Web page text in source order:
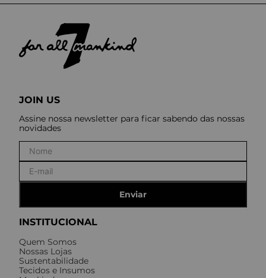
INSTITUCIONAL
Quem Somos
Nossas Lojas
Sustentabilidade
Tecidos e Insumos
JOIN US
Assine nossa newsletter para ficar sabendo das nossas
novidades
Enviar